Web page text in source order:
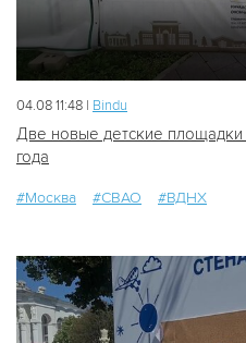
04.08 11:48 | Bindu
Две новые детские
года
#Москва #СВАО #ВДНХ